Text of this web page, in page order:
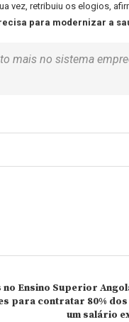
vez, retribuiu os elogios,
para modernizar a
mais no sistema
Ensino Superior
para contratar 80%
um salário